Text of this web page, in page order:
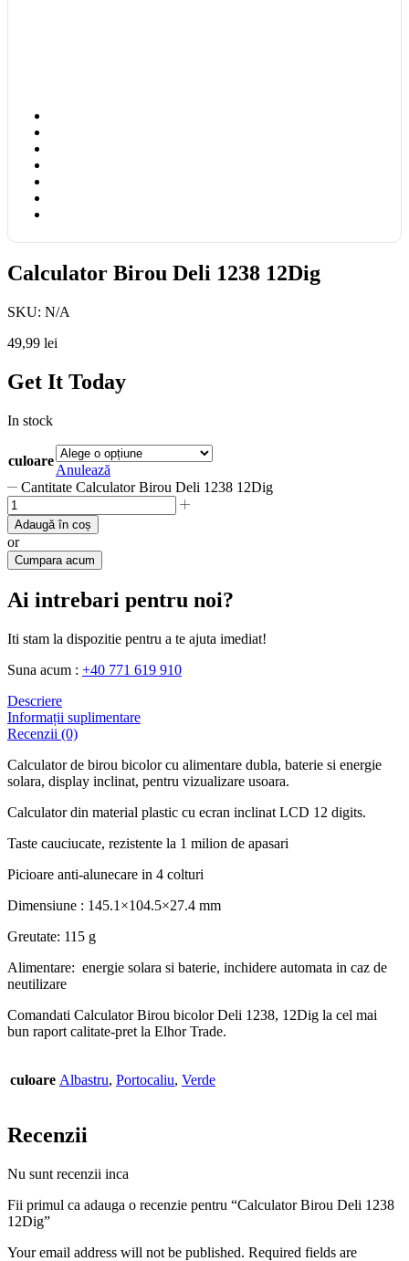
Calculator Birou Deli 1238 12Dig
SKU: N/A
49,99 lei
Get It Today
In stock
culoare
Anulează
Cantitate Calculator Birou Deli 1238 12Dig
Adaugă în coș
or
Cumpara acum
Ai intrebari pentru noi?
Iti stam la dispozitie pentru a te ajuta imediat!
Suna acum : +40 771 619 910
Descriere
Informații suplimentare
Recenzii (0)
Calculator de birou bicolor cu alimentare dubla, baterie si energie
solara, display inclinat, pentru vizualizare usoara.
Calculator din material plastic cu ecran inclinat LCD 12 digits.
Taste cauciucate, rezistente la 1 milion de apasari
Picioare anti-alunecare in 4 colturi
Dimensiune : 145.1×104.5×27.4 mm
Greutate: 115 g
Alimentare: energie solara si baterie, inchidere automata in caz de
neutilizare
Comandati Calculator Birou bicolor Deli 1238, 12Dig la cel mai
bun raport calitate-pret la Elhor Trade.
culoare Albastru, Portocaliu, Verde
Recenzii
Nu sunt recenzii inca
Fii primul ca adauga o recenzie pentru “Calculator Birou Deli 1238
12Dig”
Your email address will not be published. Required fields are